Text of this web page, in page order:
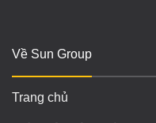
Về Sun Group
Trang chủ